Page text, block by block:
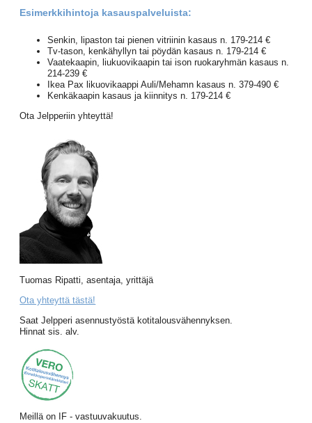
Esimerkkihintoja kasauspalveluista:
Senkin, lipaston tai pienen vitriinin kasaus n. 179-214 €
Tv-tason, kenkähyllyn tai pöydän kasaus n. 179-214 €
Vaatekaapin, liukuovikaapin tai ison ruokaryhmän kasaus n.
214-239 €
Ikea Pax likuovikaappi Auli/Mehamn kasaus n. 379-490 €
Kenkäkaapin kasaus ja kiinnitys n. 179-214 €
Ota Jelpperiin yhteyttä!
Tuomas Ripatti, asentaja, yrittäjä
Ota yhteyttä tästä!
Saat Jelpperi asennustyöstä kotitalousvähennyksen.
Hinnat sis. alv.
Meillä on IF - vastuuvakuutus.